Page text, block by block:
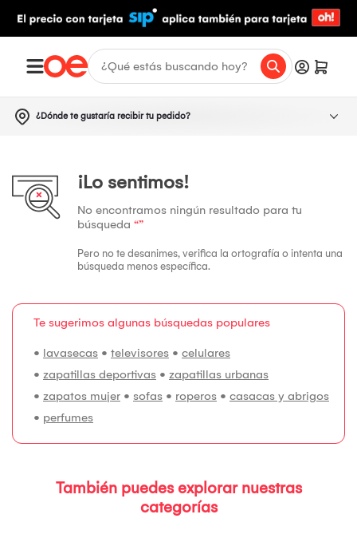
¿Dónde te gustaría recibir tu pedido?
¡Lo sentimos!
No encontramos ningún resultado para tu
búsqueda “”
Pero no te desanimes, verifica la ortografía o intenta una
búsqueda menos específica.
Te sugerimos algunas búsquedas populares
• lavasecas • televisores • celulares
• zapatillas deportivas • zapatillas urbanas
• zapatos mujer • sofas • roperos • casacas y abrigos
• perfumes
También puedes explorar nuestras
categorías